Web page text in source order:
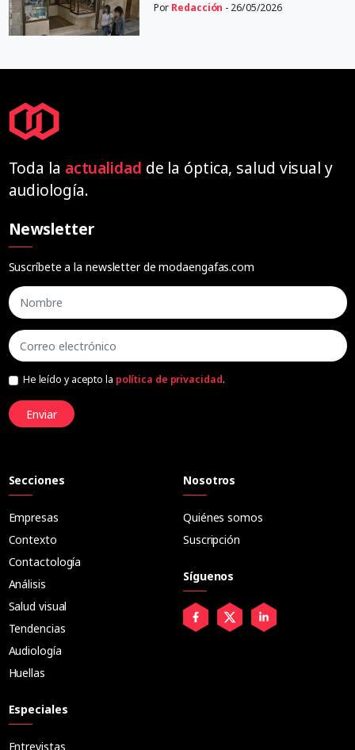
Por Redacción - 26/05/2026
Toda la actualidad de la óptica, salud visual y
audiología.
Newsletter
Suscríbete a la newsletter de modaengafas.com
He leído y acepto la política de privacidad.
Enviar
Secciones
Empresas
Contexto
Contactología
Análisis
Salud visual
Tendencias
Audiología
Huellas
Especiales
Entrevistas
Nosotros
Quiénes somos
Suscripción
Síguenos